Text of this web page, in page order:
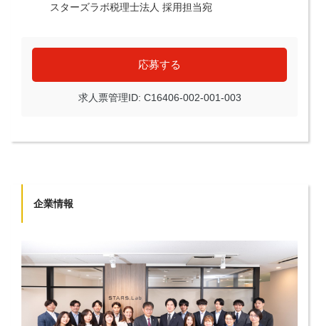
スターズラボ税理士法人 採用担当宛
応募する
求人票管理ID: C16406-002-001-003
企業情報